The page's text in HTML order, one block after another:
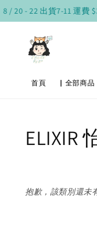
/ 20 - 22 出貨7-11 運費
首頁 ▏全部商品
ELIXIR
抱歉，該類別還未